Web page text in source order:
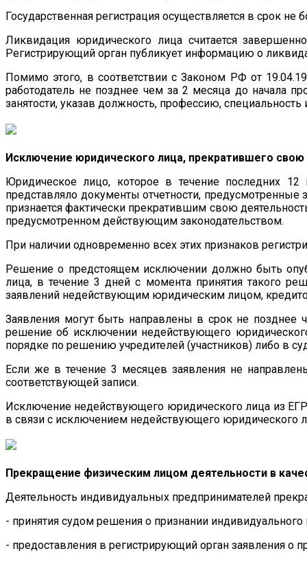
Государственная регистрация осуществляется в срок
Ликвидация юридического лица считается
Регистрирующий орган публикует информацию о
Помимо этого, в соответствии с Законом РФ от
работодатель не позднее чем за 2 месяца до начала
занятости, указав должность, профессию,
Исключение юридического лица, прекратившего
Юридическое лицо, которое в течение последних
представляло документы отчетности,
признается фактически прекратившим свою
предусмотренном действующим законодательством.
При наличии одновременно всех этих признаков
Решение о предстоящем исключении должно быть
лица, в течение 3 дней с момента принятия такого
заявлений недействующим юридическим лицом,
Заявления могут быть направлены в срок не позднее
решение об исключении недействующего
порядке по решению учредителей (участников) либо в
Если же в течение 3 месяцев заявления не
соответствующей записи.
Исключение недействующего юридического лица из
в связи с исключением недействующего юридического
Прекращение физическим лицом деятельности в
Деятельность индивидуальных предпринимателей
- принятия судом решения о признании
- предоставления в регистрирующий орган заявления о